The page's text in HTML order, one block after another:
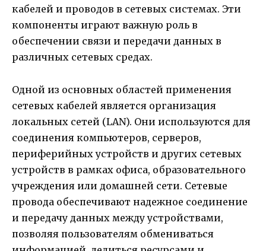
кабелей и проводов в сетевых системах. Эти
компоненты играют важную роль в
обеспечении связи и передачи данных в
различных сетевых средах.
Одной из основных областей применения
сетевых кабелей является организация
локальных сетей (LAN). Они используются для
соединения компьютеров, серверов,
периферийных устройств и других сетевых
устройств в рамках офиса, образовательного
учреждения или домашней сети. Сетевые
провода обеспечивают надежное соединение
и передачу данных между устройствами,
позволяя пользователям обмениваться